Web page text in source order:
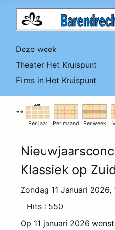
Deze week
Theater Het Kruispunt
Films in Het Kruispunt
Per jaar Per maand Per week
Klassiek op Zuid
Zondag 11 Januari 2026,
Hits : 550
Op 11 januari 2026